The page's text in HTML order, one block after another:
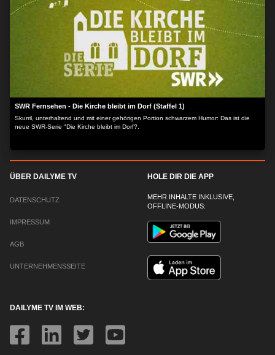
SWR Fernsehen - Die Kirche bleibt im Dorf (Staffel 1)
Skurril, unterhaltend und mit einer gehörigen Portion schwarzem Humor: Das ist die
neue SWR-Serie "Die Kirche bleibt im Dorf?.
ÜBER DAILYME TV
DATENSCHUTZ
IMPRESSUM
AGB
UNTERNEHMENSSEITE
HOLE DIR DIE APP
MEHR INHALTE INKLUSIVE,
OFFLINE-MODUS:
DAILYME TV IM WEB: